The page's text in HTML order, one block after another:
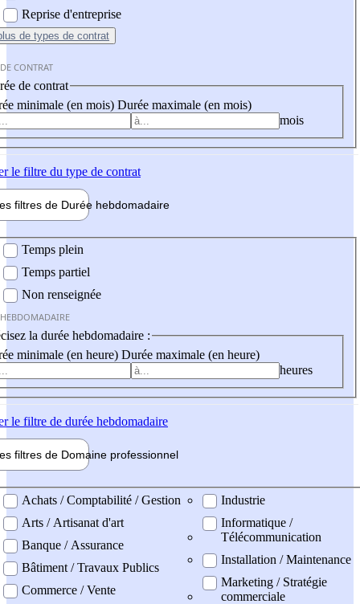
Reprise d'entreprise
de types de contrat
CONTRAT
de contrat
minimale (en mois) Durée maximale (en mois)
mois
le filtre du type de contrat
filtres de Durée hebdomadaire
Temps plein
Temps partiel
Non renseignée
la durée hebdomadaire :
minimale (en heure) Durée maximale (en heure)
heures
le filtre de durée hebdomadaire
filtres de Domaine professionnel
professionel
Achats / Comptabilité / Gestion
Arts / Artisanat d'art
Banque / Assurance
Bâtiment / Travaux Publics
Commerce / Vente
Industrie
Informatique /
Télécommunication
Installation / Maintenance
Marketing / Stratégie
commerciale